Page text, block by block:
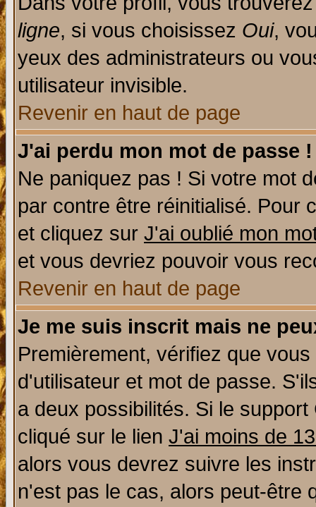
ligne, si vous choisissez Oui,
yeux des administrateurs ou
utilisateur invisible.
Revenir en haut de page
J'ai perdu mon mot de passe !
Ne paniquez pas ! Si votre mot
par contre être réinitialisé. Pour
et cliquez sur J'ai oublié mon
et vous devriez pouvoir vous
Revenir en haut de page
Je me suis inscrit mais ne
Premièrement, vérifiez que
d'utilisateur et mot de passe.
a deux possibilités. Si le
cliqué sur le lien J'ai moins de
alors vous devrez suivre les
n'est pas le cas, alors peut-être